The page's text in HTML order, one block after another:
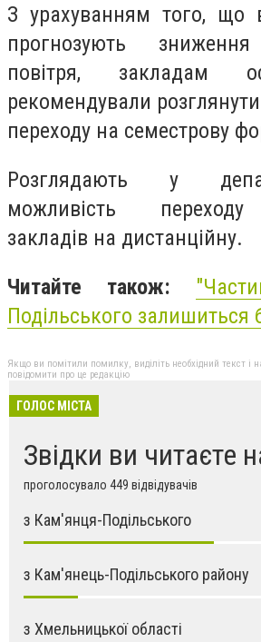
З урахуванням того, що
прогнозують зниження
повітря, закладам
рекомендували
переходу на семестрову
Розглядають у
можливість
закладів на дистанційну.
Читайте також:
Подільського залишиться
Якщо ви помітили помилку, виділіть необхідний текст і
повідомити про це редакцію
ГОЛОС МІСТА
Звідки ви читаєте
проголосувало 449 відвідувачів
з Кам'янця-Подільського
з Кам'янець-Подільського району
з Хмельницької області